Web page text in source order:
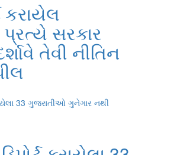
કરાયેલ
સરકાર
તેવી નીતિન